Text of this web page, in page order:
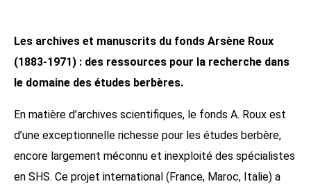
Les archives et manuscrits du fonds Arsène Roux
(1883-1971) : des ressources pour la recherche dans
le domaine des études berbères.
En matière d’archives scientifiques, le fonds A. Roux est
d’une exceptionnelle richesse pour les études berbère,
encore largement méconnu et inexploité des spécialistes
en SHS. Ce projet international (France, Maroc, Italie) a